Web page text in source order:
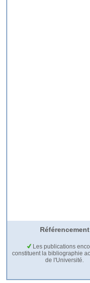
Référencement
Les publications
constituent la bibliographie
de l'Université.